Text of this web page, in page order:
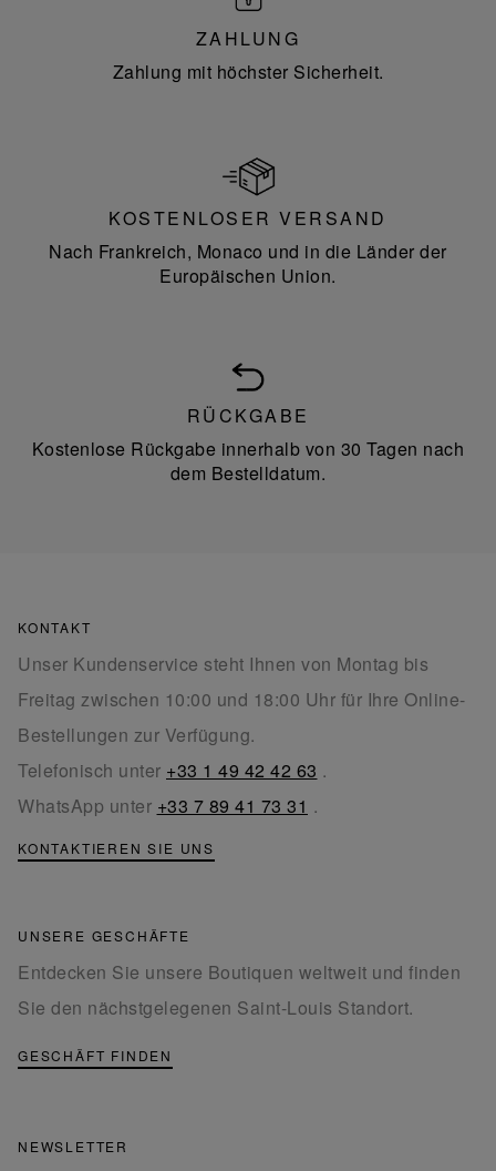
ZAHLUNG
Zahlung mit höchster Sicherheit.
KOSTENLOSER VERSAND
Nach Frankreich, Monaco und in die Länder der
Europäischen Union.
RÜCKGABE
Kostenlose Rückgabe innerhalb von 30 Tagen nach
dem Bestelldatum.
KONTAKT
Unser Kundenservice steht Ihnen von Montag bis
Freitag zwischen 10:00 und 18:00 Uhr für Ihre Online-
Bestellungen zur Verfügung.
Telefonisch unter +33 1 49 42 42 63 .
WhatsApp unter +33 7 89 41 73 31 .
KONTAKTIEREN SIE UNS
UNSERE GESCHÄFTE
Entdecken Sie unsere Boutiquen weltweit und finden
Sie den nächstgelegenen Saint-Louis Standort.
GESCHÄFT FINDEN
NEWSLETTER